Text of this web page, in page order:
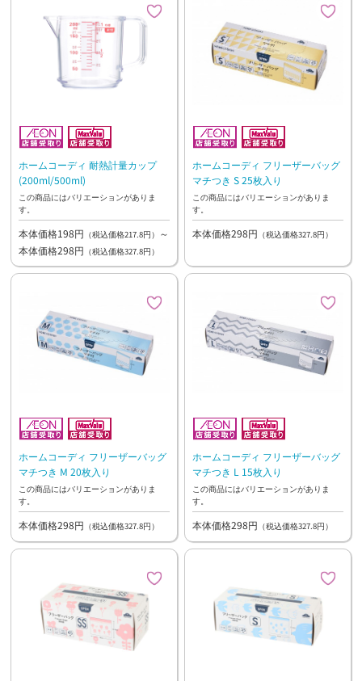
ホームコーディ 耐熱計量カップ
(200ml/500ml)
この商品にはバリエーションがありま
す。
本体価格198円 （税込価格217.8円） ～
本体価格298円 （税込価格327.8円）
ホームコーディ フリーザーバッグ
マチつき S 25枚入り
この商品にはバリエーションがありま
す。
本体価格298円 （税込価格327.8円）
ホームコーディ フリーザーバッグ
マチつき M 20枚入り
この商品にはバリエーションがありま
す。
本体価格298円 （税込価格327.8円）
ホームコーディ フリーザーバッグ
マチつき L 15枚入り
この商品にはバリエーションがありま
す。
本体価格298円 （税込価格327.8円）